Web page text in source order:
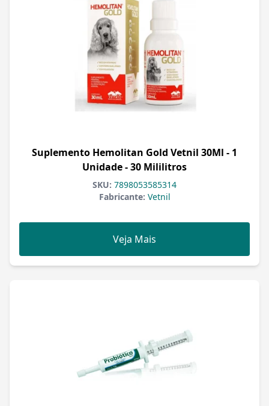
Suplemento Hemolitan Gold Vetnil 30Ml - 1
Unidade - 30 Mililitros
SKU: 7898053585314
Fabricante: Vetnil
Veja Mais